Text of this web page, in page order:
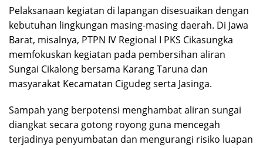
Pelaksanaan kegiatan di lapangan disesuaikan dengan
kebutuhan lingkungan masing-masing daerah. Di Jawa
Barat, misalnya, PTPN IV Regional I PKS Cikasungka
memfokuskan kegiatan pada pembersihan aliran
Sungai Cikalong bersama Karang Taruna dan
masyarakat Kecamatan Cigudeg serta Jasinga.
Sampah yang berpotensi menghambat aliran sungai
diangkat secara gotong royong guna mencegah
terjadinya penyumbatan dan mengurangi risiko luapan